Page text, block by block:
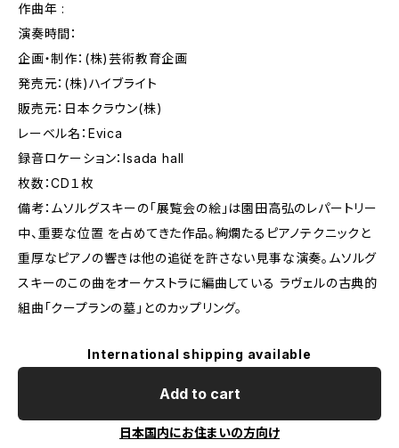
作曲年 :
演奏時間：
企画・制作：(株)芸術教育企画
発売元：(株)ハイブライト
販売元：日本クラウン(株)
レーベル名：Evica
録音ロケーション：Isada hall
枚数：CD１枚
備考：ムソルグスキーの「展覧会の絵」は園田高弘のレパートリー
中、重要な位置 を占めてきた作品。絢爛たるピアノテクニックと
重厚なピアノの響きは他の追従を許さない見事な演奏。ムソルグ
スキーのこの曲をオーケストラに編曲している ラヴェルの古典的
組曲「クープランの墓」とのカップリング。
International shipping available
Add to cart
日本国内にお住まいの方向け